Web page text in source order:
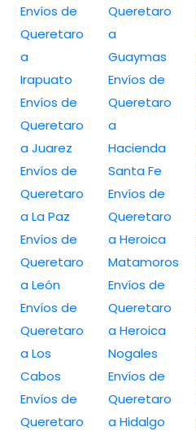
Envíos de
Queretaro
a
Irapuato
Envíos de
Queretaro
a Juarez
Envíos de
Queretaro
a La Paz
Envíos de
Queretaro
a León
Envíos de
Queretaro
a Los
Cabos
Envíos de
Queretaro
Queretaro
a
Guaymas
Envíos de
Queretaro
a
Hacienda
Santa Fe
Envíos de
Queretaro
a Heroica
Matamoros
Envíos de
Queretaro
a Heroica
Nogales
Envíos de
Queretaro
a Hidalgo